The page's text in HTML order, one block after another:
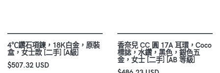
4℃鑽石項鍊，18K白金，原裝
盒，女士款 [二手] [A級]
$507.32 USD
香奈兒 CC 圓 17A 耳環，Coco
標誌，水鑽，黑色，銀色五
金，女士 [二手] [AB 等級]